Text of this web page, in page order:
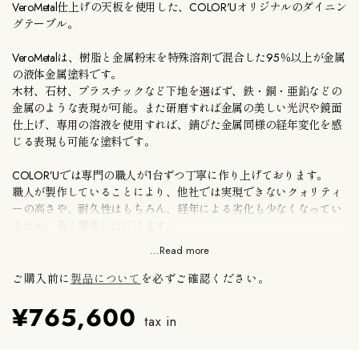
VeroMetal仕上げの天板を使用した、COLOR'Uオリジナルのダイニン
グテーブル。
VeroMetalは、樹脂と金属粉末を特殊溶剤で混合した95％以上が金属
の液体金属塗料です。
木材、石材、プラスチックなど下地を選ばず、鉄・銅・亜鉛などの
金属のような表現が可能。また研磨すれば金属の美しい光沢や鏡面
仕上げ、専用の溶液を使用すれば、錆びた金属同様の経年変化を感
じる表現も可能な塗料です。
COLOR’Uでは専門の職人が1台ずつ丁寧に作り上げております。
職人が製作していることにより、他社では実現できないクォリティ
ーの高さや、耐久性はもちろん、経年による劣化も少なくなってい
した、コロルのスタンダードデザイン。
●浜松町SHOPにて実物確認可能です。ご不明な点はお問い合わせ
ください。
...Read more
ご購入前に 製品について を必ずご確認ください。
¥765,600 tax in